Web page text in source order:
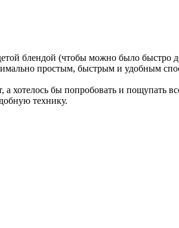
блендой (чтобы можно было быстро
простым, быстрым и удобным
хотелось бы попробовать и пощупать
технику.